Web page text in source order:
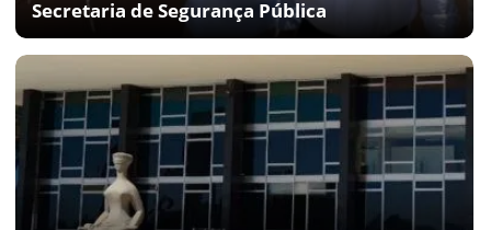
Secretaria de Segurança Pública